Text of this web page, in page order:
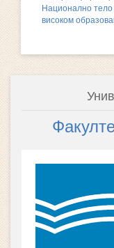
Национално тело
високом